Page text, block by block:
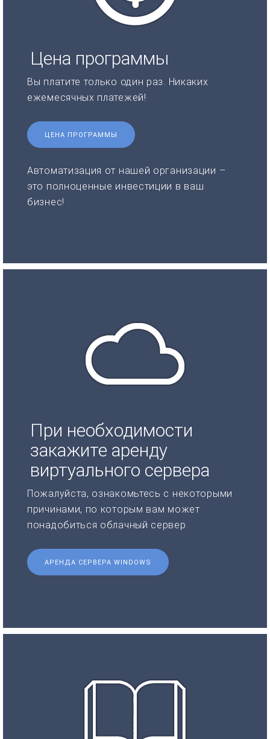
Цена программы
Вы платите только один раз. Никаких
ежемесячных платежей!
ЦЕНА ПРОГРАММЫ
Автоматизация от нашей организации –
это полноценные инвестиции в ваш
бизнес!
При необходимости
закажите аренду
виртуального сервера
Пожалуйста, ознакомьтесь с некоторыми
причинами, по которым вам может
понадобиться облачный сервер.
АРЕНДА СЕРВЕРА WINDOWS